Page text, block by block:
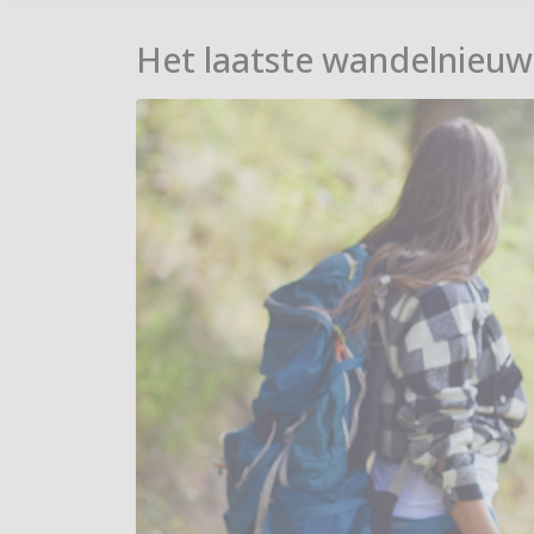
Het laatste